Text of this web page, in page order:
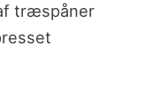
træspåner